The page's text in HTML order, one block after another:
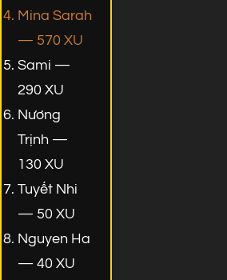
Mina Sarah
— 570 XU
Sami —
290 XU
Nương
Trịnh —
130 XU
Tuyết Nhi
— 50 XU
Nguyen Ha
— 40 XU